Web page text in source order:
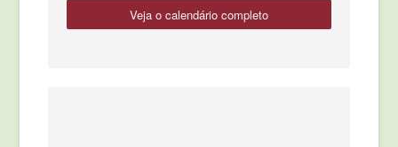
veja o calendário completo